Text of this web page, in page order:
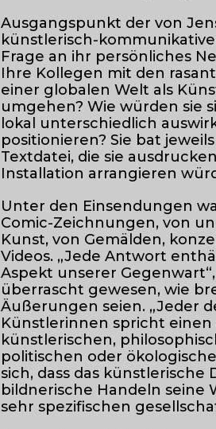
Ausgangspunkt der von
künstlerisch-
Frage an ihr persönliches
Ihre Kollegen mit den
einer globalen Welt als
umgehen? Wie würden sie
lokal unterschiedlich
positionieren? Sie bat
Textdatei, die sie
Installation arrangieren
Unter den Einsendungen
Comic-Zeichnungen, von
Kunst, von Gemälden,
Videos. „Jede Antwort
Aspekt unserer
überrascht gewesen, wie
Äußerungen seien. „Jeder
Künstlerinnen spricht einen
künstlerischen,
politischen oder
sich, dass das künstlerische
bildnerische Handeln seine
sehr spezifischen